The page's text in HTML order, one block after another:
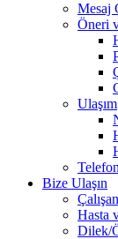
Mesaj
Öneri
Ulaşım
Bize Ulaşın
Hasta
Dilek/